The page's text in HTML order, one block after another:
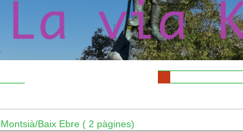
Montsià/Baix Ebre ( 2 pàgines)